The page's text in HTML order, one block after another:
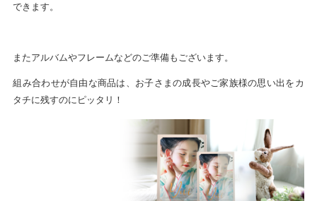
できます。
またアルバムやフレームなどのご準備もございます。
組み合わせが自由な商品は、お子さまの成長やご家族様の思い出をカ
タチに残すのにピッタリ！